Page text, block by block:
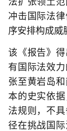
冲击国际法
序安排构成威
该《报告》
有国际法效
张至黄岩岛
本的史实依
法规则，不
径在挑战国